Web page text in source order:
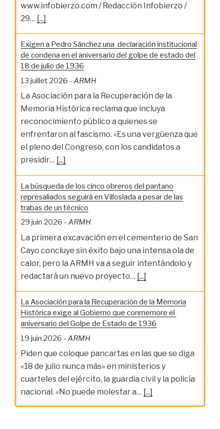
www.infobierzo.com / Redacción Infobierzo /
29… [...]
Exigen a Pedro Sánchez una declaración institucional
de condena en el aniversario del golpe de estado del
18 de julio de 1936
13 juillet 2026 - ARMH
La Asociación para la Recuperación de la
Memoria Histórica reclama que incluya
reconocimiento público a quienes se
enfrentaron al fascismo. «Es una vergüenza que
el pleno del Congreso, con los candidatos a
presidir… [...]
La búsqueda de los cinco obreros del pantano
represaliados seguirá en Villoslada a pesar de las
trabas de un técnico
29 juin 2026 - ARMH
La primera excavación en el cementerio de San
Cayo concluye sin éxito bajo una intensa ola de
calor, pero la ARMH va a seguir intentándolo y
redactará un nuevo proyecto… [...]
La Asociación para la Recuperación de la Memoria
Histórica exige al Gobierno que conmemore el
aniversario del Golpe de Estado de 1936
19 juin 2026 - ARMH
Piden que coloque pancartas en las que se diga
«18 de julio nunca más» en ministerios y
cuarteles del ejército, la guardia civil y la policía
nacional. «No puede molestar a… [...]